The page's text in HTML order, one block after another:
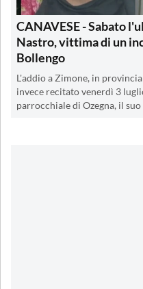
CANAVESE - Sabato
Nastro, vittima di un
Bollengo
L'addio a Zimone, in
invece recitato venerdì 3
parrocchiale di Ozegna, il